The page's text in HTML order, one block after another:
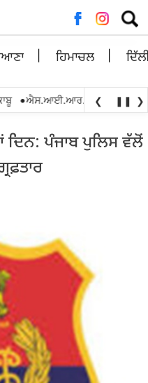
for:
ਹਿਮਾਚਲ
• ਐਸ.ਆਈ.ਆਰ.2026 ਦੌਰਾਨ
❮ ❚❚ ❯
ਦਿਨ: ਪੰਜਾਬ ਪੁਲਿਸ ਵੱਲੋਂ